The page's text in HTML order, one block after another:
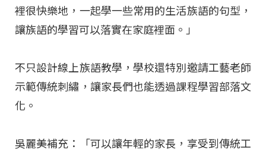
裡很快樂地，一起學一些常用的生活族語的句型，
讓族語的學習可以落實在家庭裡面。」
不只設計線上族語教學，學校還特別邀請工藝老師
示範傳統刺繡，讓家長們也能透過課程學習部落文
化。
吳麗美補充：「可以讓年輕的家長，享受到傳統工